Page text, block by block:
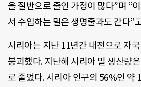
을 절반으로 줄인 가정이 많다”며 “
서 수입하는 밀은 생명줄과도 같다”
시리아는 지난 11년간 내전으로 자국
붕괴했다. 지난해 시리아 밀 생산량
로 줄었다. 시리아 인구의 56%인 약